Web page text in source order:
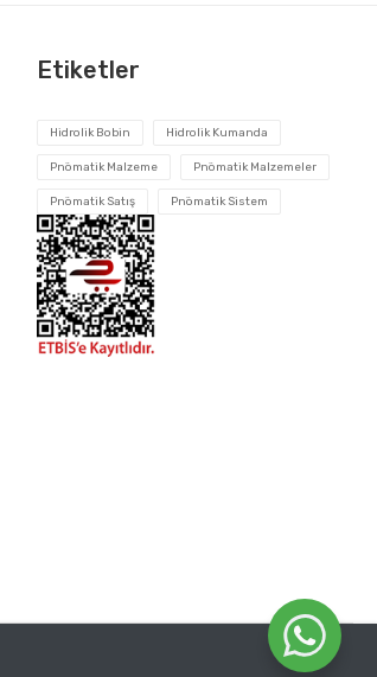
Etiketler
Hidrolik Bobin Hidrolik Kumanda
Pnömatik Malzeme Pnömatik Malzemeler
Pnömatik Satış Pnömatik Sistem